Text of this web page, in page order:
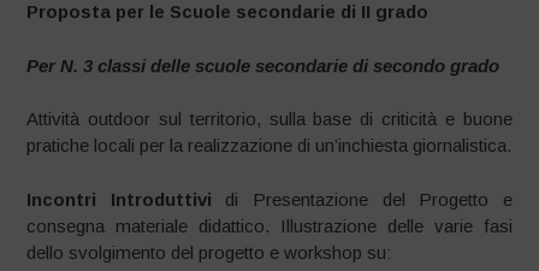
Proposta per le Scuole secondarie di II grado
Per N. 3 classi delle scuole secondarie di secondo grado
Attività outdoor sul territorio, sulla base di criticità e buone
pratiche locali per la realizzazione di un’inchiesta giornalistica.
Incontri Introduttivi di Presentazione del Progetto e
consegna materiale didattico. Illustrazione delle varie fasi
dello svolgimento del progetto e workshop su: